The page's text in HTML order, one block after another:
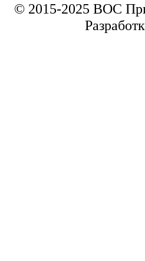
© 2015-2025 ВОС